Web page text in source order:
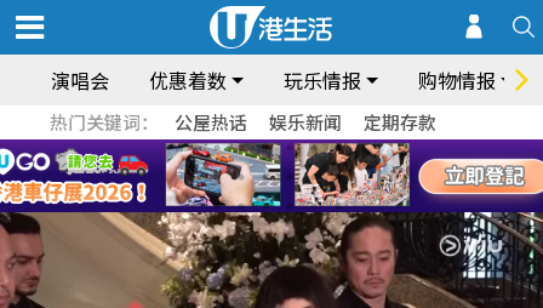
演唱会 优惠着数 玩乐情报 购物情报
热门关键词： 公屋热话 娱乐新闻 定期存款